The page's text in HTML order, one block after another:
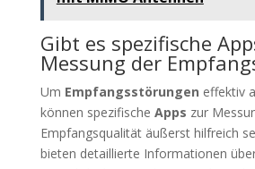
Gibt es spezifische
Messung der
Um Empfangsstörungen effektiv
können spezifische Apps zur
Empfangsqualität äußerst hilfreich
bieten detaillierte Informationen